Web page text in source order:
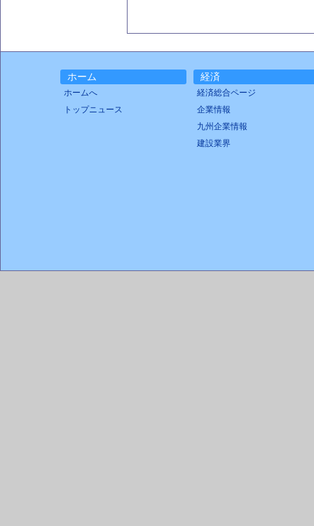
ホーム
ホームへ
トップニュース
経済
経済総合ページ
企業情報
九州企業情報
建設業界